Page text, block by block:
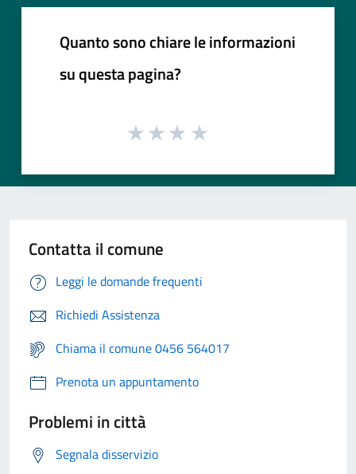
Quanto sono chiare le informazioni
su questa pagina?
Contatta il comune
Leggi le domande frequenti
Richiedi Assistenza
Chiama il comune 0456 564017
Prenota un appuntamento
Problemi in città
Segnala disservizio